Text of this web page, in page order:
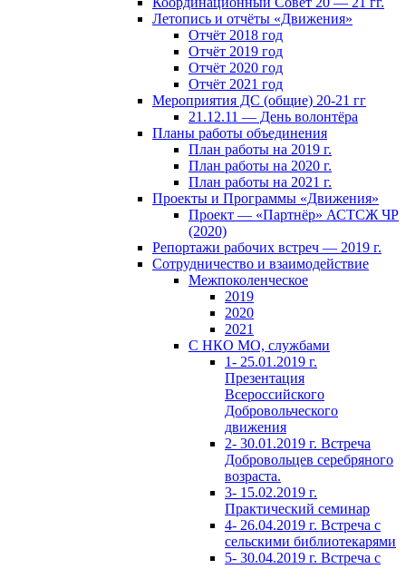
Летопись и отчёты «Движения»
Отчёт 2018 год
Отчёт 2019 год
Отчёт 2020 год
Отчёт 2021 год
Мероприятия ДС (общие) 20-21 гг
21.12.11 — День волонтёра
Планы работы объединения
План работы на 2019 г.
План работы на 2020 г.
План работы на 2021 г.
Проекты и Программы «Движения»
Проект — «Партнёр» АСТСЖ ЧР
(2020)
Репортажи рабочих встреч — 2019 г.
Сотрудничество и взаимодействие
Межпоколенческое
2019
2020
2021
С НКО МО, службами
1- 25.01.2019 г.
Презентация
Всероссийского
Добровольческого
движения
2- 30.01.2019 г. Встреча
Добровольцев серебряного
возраста.
3- 15.02.2019 г.
Практический семинар
4- 26.04.2019 г. Встреча с
сельскими библиотекарями
5- 30.04.2019 г. Встреча с